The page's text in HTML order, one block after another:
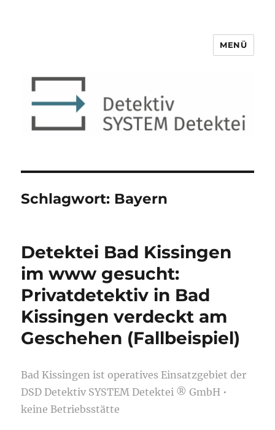
Detektiv SYSTEM Detektei ®
MENÜ
Schlagwort: Bayern
Detektei Bad Kissingen
im www gesucht:
Privatdetektiv in Bad
Kissingen verdeckt am
Geschehen (Fallbeispiel)
Bad Kissingen ist operatives Einsatzgebiet der
DSD Detektiv SYSTEM Detektei ® GmbH •
keine Betriebsstätte